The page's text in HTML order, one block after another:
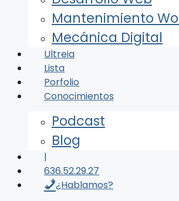
Mantenimiento
Mecánica Digital
Ultreia
Lista
Porfolio
Conocimientos
Podcast
Blog
|
636.52.29.27
¿Hablamos?